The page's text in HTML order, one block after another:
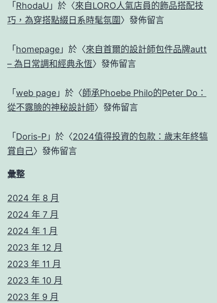
「 RhodaU 」於〈來自LORO人氣店員的飾品搭配技
巧，為穿搭點綴日系時髦氛圍〉發佈留言
「 homepage 」於〈來自首爾的設計師包件品牌autt
– 為日常調和經典永恆〉發佈留言
「 web page 」於〈師承Phoebe Philo的Peter Do：
從不露臉的神秘設計師〉發佈留言
「 Doris-P 」於〈2024值得投資的包款：歲末年終犒
賞自己〉發佈留言
彙整
2024 年 8 月
2024 年 7 月
2024 年 1 月
2023 年 12 月
2023 年 11 月
2023 年 10 月
2023 年 9 月